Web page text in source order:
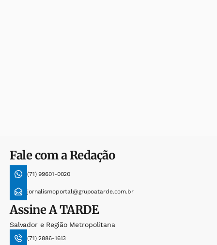
Fale com a Redação
(71) 99601-0020
jornalismoportal@grupoatarde.com.br
AssineA TARDE
Salvador e Região Metropolitana
(71) 2886-1613